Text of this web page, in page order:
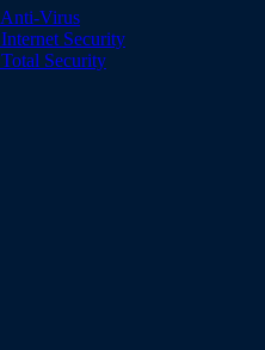
Virus
Security
Security